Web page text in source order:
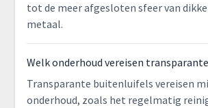
tot de meer afgesloten sfeer van
metaal.
Welk onderhoud vereisen
Transparante buitenluifels vereisen
onderhoud, zoals het regelmatig